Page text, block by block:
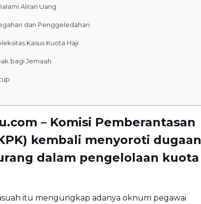
Aliran Uang
dan Penggeledahan
Kasus Kuota Haji
bagi Jemaah
– Komisi Pemberantasan
kembali menyoroti dugaan
dalam pengelolaan kuota
itu mengungkap adanya oknum pegawai